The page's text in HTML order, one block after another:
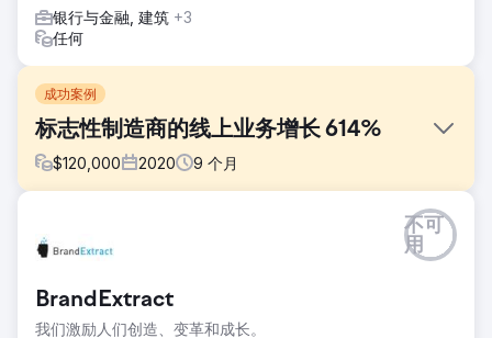
银行与金融, 建筑 +3
任何
成功案例
标志性制造商的线上业务增长 614%
$120,000 2020 9 个月
2020 年初，一家标志性体育用品制造商尽管经过多年努力，
但仍难以发展其在线业务。截至 2020 年 4 月，该公司的用户
该公司与我们合作。结果不言而喻。
BrandExtract
我们激励人们创造、变革和成长。
不可
用